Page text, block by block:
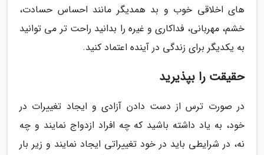
های اخلاقی خوب و بد همدیگر مانند احساس حسادت،
خشم، مهربانی، فداکاری و غیره را بدانید راحت تر می توانید
به یکدیگر برای زندگی در آینده اعتماد کنید.
حقیقت را بپذیرید
در صورت ترس از دست دادن آزادی و ایجاد تغییرات در
خود، به یاد داشته باشید که چه افراد ازدواج نمایند و چه
نه، در شرایطی باید در خود تغییراتی ایجاد نمایند و زیر بار